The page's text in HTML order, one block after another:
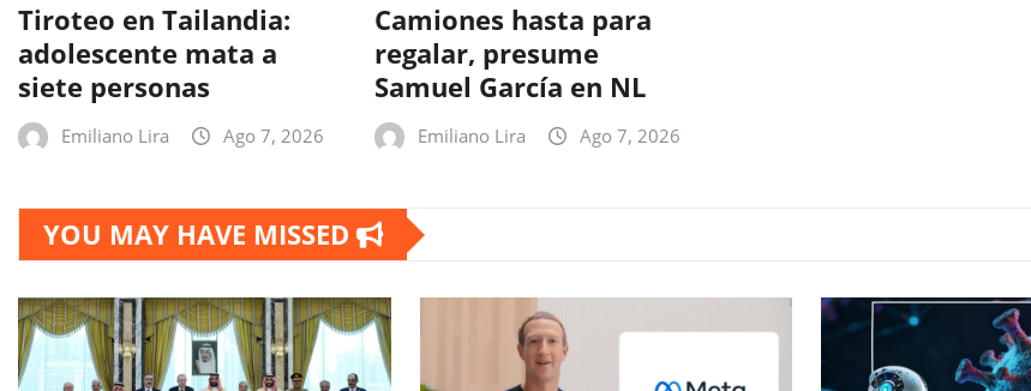
Tiroteo en Tailandia:
adolescente mata a
siete personas
Emiliano Lira Ago 7, 2026
Camiones hasta para
regalar, presume
Samuel García en NL
Emiliano Lira Ago 7, 2026
YOU MAY HAVE MISSED